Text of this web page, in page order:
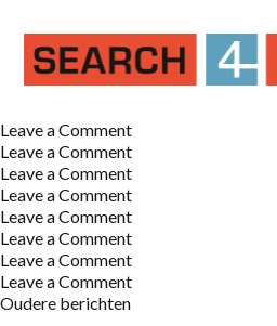
Leave a Commenton
Monteur
Technische
dienst
Leave a Commenton
Mechanisch
Monteur
Leave a Commenton
Service
Monteur
Allround
Leave a Commenton
Machine
operator
Leave a Commenton
Machine
operator
Leave a Commenton
Onderhoudsmonteur
drie-
Leave a Commenton
Monteur
Leave a Commenton
Berichtennavigatie
Oudere berichten